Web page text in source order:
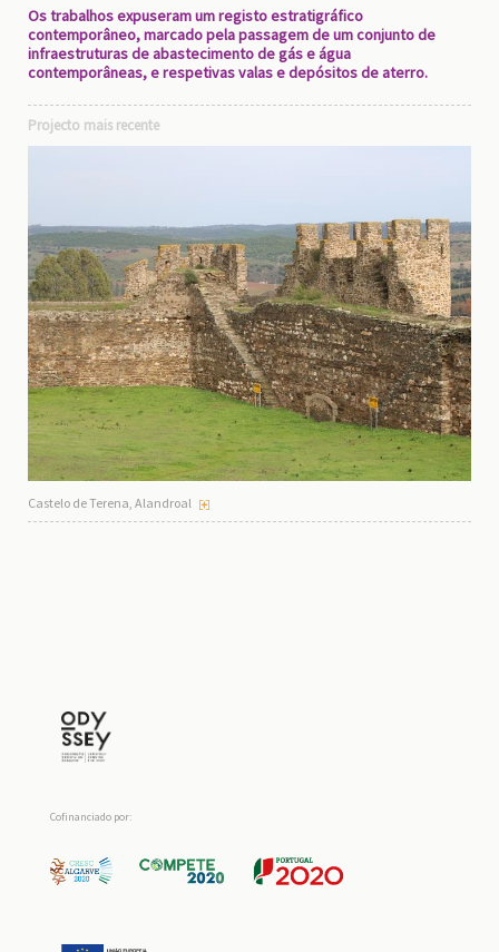
Os trabalhos expuseram um registo estratigráfico
contemporâneo, marcado pela passagem de um conjunto de
infraestruturas de abastecimento de gás e água
contemporâneas, e respetivas valas e depósitos de aterro.
Projecto mais recente
Castelo de Terena, Alandroal
Cofinanciado por: